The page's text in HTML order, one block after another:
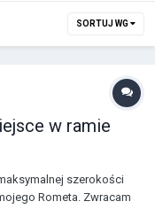
SORTUJ WG
w ramie
szerokości
Rometa. Zwracam